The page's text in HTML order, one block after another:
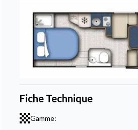
Fiche Technique
Gamme: